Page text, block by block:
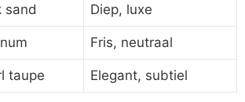
sand Diep, luxe
Fris, neutraal
taupe Elegant, subtiel